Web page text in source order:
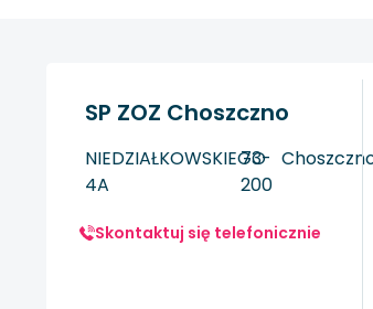
SP ZOZ Choszczno
NIEDZIAŁKOWSKIEGO
4A
73-
200
Skontaktuj się telefonicznie